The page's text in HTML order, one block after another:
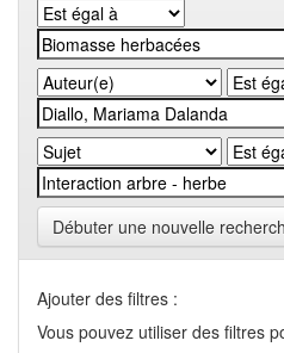
Débuter une nouvelle
Ajouter des filtres :
Vous pouvez utiliser des filtres